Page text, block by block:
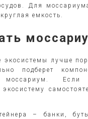
Для
емкость.
экосистемы лучше
подберет
моссариум. Если
экосистему
– банки,